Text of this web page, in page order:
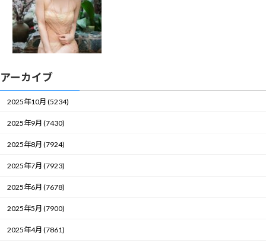
アーカイブ
2025年10月 (5234)
2025年9月 (7430)
2025年8月 (7924)
2025年7月 (7923)
2025年6月 (7678)
2025年5月 (7900)
2025年4月 (7861)